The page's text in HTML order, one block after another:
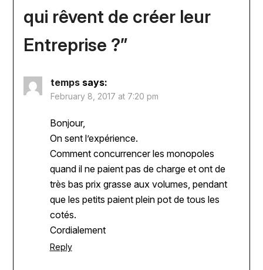
qui rêvent de créer leur
Entreprise ?”
temps says:
February 8, 2017 at 7:20 pm
Bonjour,
On sent l’expérience.
Comment concurrencer les monopoles
quand il ne paient pas de charge et ont de
très bas prix grasse aux volumes, pendant
que les petits paient plein pot de tous les
cotés.
Cordialement
Reply